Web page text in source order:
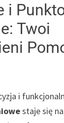
i
Twoi
i
staje się